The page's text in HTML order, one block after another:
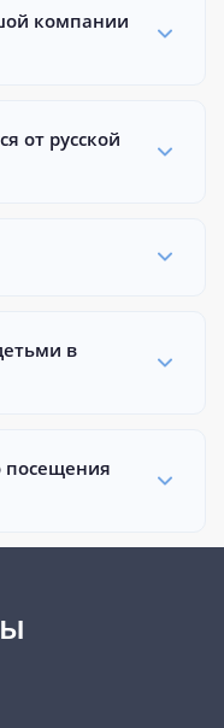
компании
от русской
в
посещения